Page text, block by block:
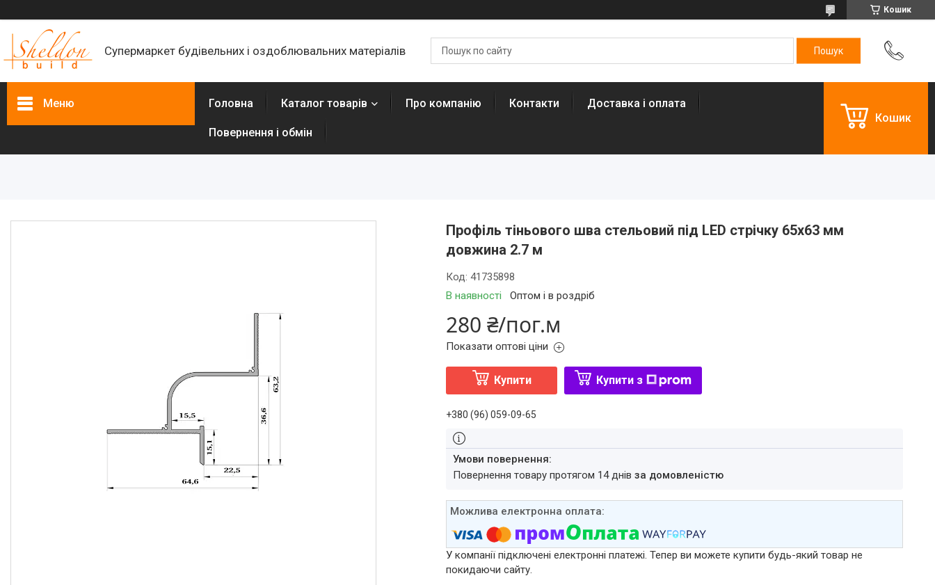
Кошик
Супермаркет будівельних і оздоблювальних матеріалів
Меню Головна Каталог товарів Про компанію Контакти Доставка і оплата
Повернення і обмін
Кошик
Профіль тіньового шва стельовий під LED стрічку 65x63 мм
довжина 2.7 м
В наявності Оптом і в роздріб
Код:41735898
280 ₴/пог.м
Показати оптові ціни
Купити Купити з
+380 (96) 059-09-65
повернення товару протягом 14 днівза домовленістю
У компанії підключені електронні платежі. Тепер ви можете купити будь-який товар не
покидаючи сайту.